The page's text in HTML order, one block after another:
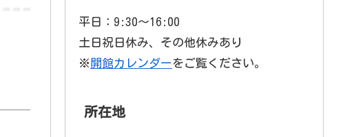
平日：9:30〜16:00
土日祝日休み、その他休みあり
※ 開館カレンダーをご覧ください。
所在地